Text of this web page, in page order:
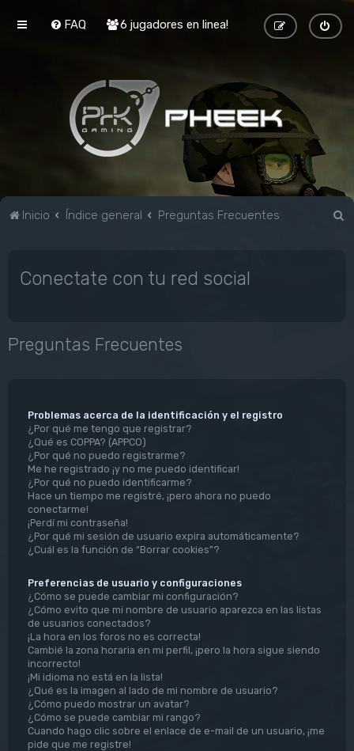
FAQ 6 jugadores en linea!
Inicio Índice general Preguntas Frecuentes
Conectate con tu red social
Preguntas Frecuentes
Problemas acerca de la identificación y el registro
¿Por qué me tengo que registrar?
¿Qué es COPPA? (APPCO)
¿Por qué no puedo registrarme?
Me he registrado ¡y no me puedo identificar!
¿Por qué no puedo identificarme?
Hace un tiempo me registré, ¡pero ahora no puedo
conectarme!
¡Perdí mi contraseña!
¿Por qué mi sesión de usuario expira automáticamente?
¿Cuál es la función de “Borrar cookies”?
Preferencias de usuario y configuraciones
¿Cómo se puede cambiar mi configuración?
¿Cómo evito que mi nombre de usuario aparezca en las listas
de usuarios conectados?
¡La hora en los foros no es correcta!
Cambié la zona horaria en mi perfil, ¡pero la hora sigue siendo
incorrecto!
¡Mi idioma no está en la lista!
¿Qué es la imagen al lado de mi nombre de usuario?
¿Cómo puedo mostrar un avatar?
¿Cómo se puede cambiar mi rango?
Cuando hago clic sobre el enlace de e-mail de un usuario, ¡me
pide que me registre!